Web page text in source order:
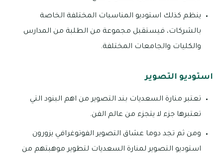
ينظم كذلك استوديو المناسبات المختلفة الخاصة
بالشركات، فيستقبل مجموعة من الطلبة من المدارس
والكليات والجامعات المختلفة.
استوديو التصوير
تعتبر منارة السعديات بند التصوير من اهم البنود التي
تعتبرها جزء لا يتجزء من عالم الفن.
ومن ثم تجد دوما عشاق التصوير الفوتوغرافي يزورون
استوديو التصوير لمنارة السعديات لتطوير موهبتهم من